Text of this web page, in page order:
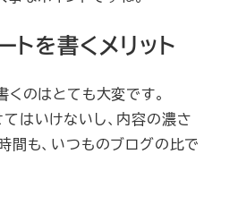
トを書くメリット
くのはとても大変です。
はいけないし、内容の濃さ
間も、いつものブログの比で